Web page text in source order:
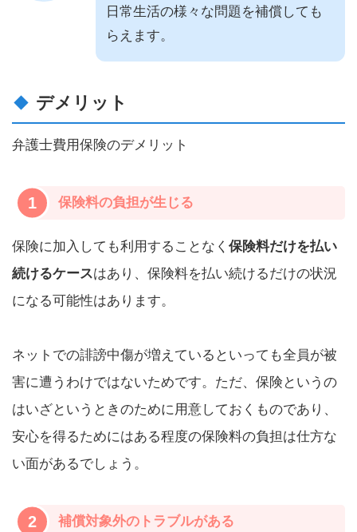
日常生活の様々な問題を補償しても
らえます。
デメリット
弁護士費用保険のデメリット
1 保険料の負担が生じる
保険に加入しても利用することなく 保険料だけを払い
続けるケースはあり、保険料を払い続けるだけの状況
になる可能性はあります。
ネットでの誹謗中傷が増えているといっても全員が被
害に遭うわけではないためです。ただ、保険というの
はいざというときのために用意しておくものであり、
安心を得るためにはある程度の保険料の負担は仕方な
い面があるでしょう。
2 補償対象外のトラブルがある